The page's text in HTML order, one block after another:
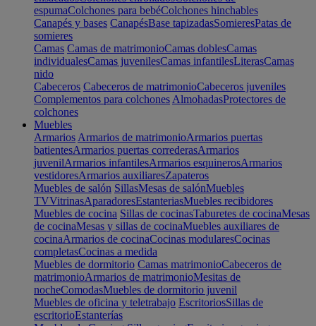
espumaColchones para bebéColchones hinchables
Canapés y bases CanapésBase tapizadasSomieresPatas de
somieres
Camas Camas de matrimonioCamas doblesCamas
individualesCamas juvenilesCamas infantilesLiterasCamas
nido
Cabeceros Cabeceros de matrimonioCabeceros juveniles
Complementos para colchones AlmohadasProtectores de
colchones
Muebles
Armarios Armarios de matrimonioArmarios puertas
batientesArmarios puertas correderasArmarios
juvenilArmarios infantilesArmarios esquinerosArmarios
vestidoresArmarios auxiliaresZapateros
Muebles de salón SillasMesas de salónMuebles
TVVitrinasAparadoresEstanteriasMuebles recibidores
Muebles de cocina Sillas de cocinasTaburetes de cocinaMesas
de cocinaMesas y sillas de cocinaMuebles auxiliares de
cocinaArmarios de cocinaCocinas modularesCocinas
completasCocinas a medida
Muebles de dormitorio Camas matrimonioCabeceros de
matrimonioArmarios de matrimonioMesitas de
nocheComodasMuebles de dormitorio juvenil
Muebles de oficina y teletrabajo EscritoriosSillas de
escritorioEstanterías